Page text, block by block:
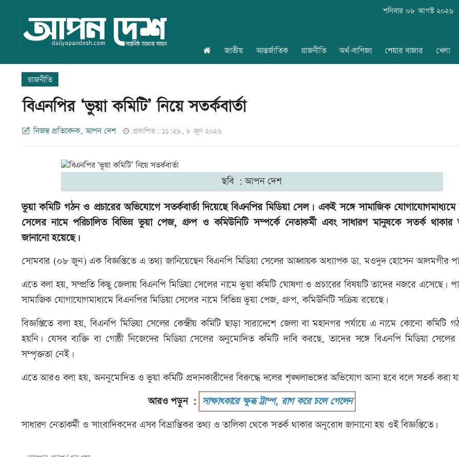
শনিবার ০৮ আগস্ট ২০২৬
জাতীয় আন্তর্জাতিক রাজনীতি অর্থ-বাণিজ্য শেয়ার বাজার খেলা
রাজনীতি
বিএনপির ‘ভুয়া কমিটি’ নিয়ে সতর্কবার্তা
নিজস্ব প্রতিবেদক, আপন দেশ প্রকাশিত: ১১:২৮, ৮ জুন ২০২৬
ছবি : আপন দেশ
ভুয়া কমিটি গঠন ও প্রচারের অভিযোগে সতর্কবার্তা দিয়েছে বিএনপির মিডিয়া সেল। একই সঙ্গে সামাজিক যোগাযোগমাধ্যমে
সেলের নামে পরিচালিত বিভিন্ন ভুয়া পেজ, গ্রুপ ও কমিউনিটি সম্পর্কে নেতাকর্মী এবং সাধারণ মানুষকে সতর্ক থাকার
জানানো হয়েছে।
সোমবার (০৮ জুন) এক বিজ্ঞপ্তিতে এ তথ্য জানিয়েছেন বিএনপি মিডিয়া সেলের আহ্বায়ক অধ্যাপক ডা. মওদুদ হোসেন আলমগীর
এতে বলা হয়, সম্প্রতি কিছু জেলায় বিএনপি মিডিয়া সেলের নামে ভুয়া কমিটি ঘোষণা ও প্রচারের বিষয়টি তাদের নজরে এসেছে।
সামাজিক যোগাযোগমাধ্যমে বিএনপির মিডিয়া সেলের নামে বিভিন্ন ভুয়া পেজ, গ্রুপ, কমিউনিটি সক্রিয় রয়েছে।
বিজ্ঞপ্তিতে বলা হয়, বিএনপি মিডিয়া সেলের কেন্দ্রীয় কমিটি ছাড়া সারাদেশে জেলা বা মহানগর পর্যায়ে এ নামে কোনো কমিটি
হয়নি। যেসব ব্যক্তি বা গোষ্ঠী নিজেদের মিডিয়া সেলের অনুমোদিত কমিটি দাবি করছে, তাদের সঙ্গে বিএনপি মিডিয়া
সম্পৃক্ততা নেই।
এতে আরও বলা হয়, অননুমোদিত ও ভুয়া কমিটি প্রদানকারীদের বিরুদ্ধে দলের শৃঙ্খলাভঙ্গের অভিযোগ আনা হবে বলে সতর্ক করা
আরও পড়ুন : সাক্ষাৎকারে ক্ষুব্ধ ট্রাম্প, রাগ করে চলে গেলেন
সাধারণ নেতাকর্মী ও সাংবাদিকদের এসব বিভ্রান্তিকর তথ্য ও তালিকা থেকে সতর্ক থাকার অনুরোধ জানানো হয় ওই বিজ্ঞপ্তিতে।